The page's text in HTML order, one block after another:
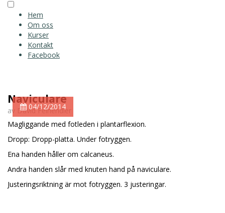
Hem
Om oss
Kurser
Kontakt
Facebook
04/12/2014
Naviculare
av David Felhendler
Magliggande med fotleden i plantarflexion.
Dropp: Dropp-platta. Under fotryggen.
Ena handen håller om calcaneus.
Andra handen slår med knuten hand på naviculare.
Justeringsriktning är mot fotryggen. 3 justeringar.